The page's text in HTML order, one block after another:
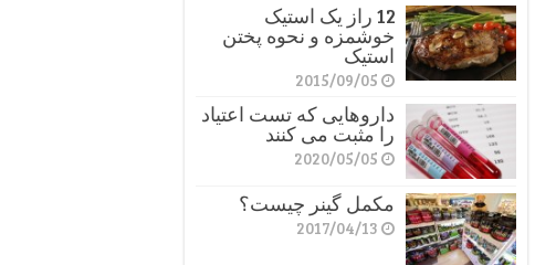
12 راز یک استیک
خوشمزه و نحوه پختن
استیک
2015/09/05
داروهایی که تست اعتیاد
را مثبت می کنند
2020/05/05
مکمل گینر چیست؟
2017/04/13